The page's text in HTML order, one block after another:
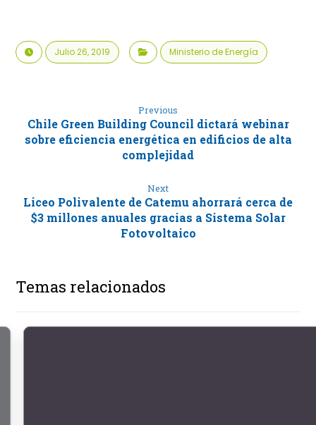
Julio 26, 2019 Ministerio de Energía
Previous
Chile Green Building Council dictará webinar
sobre eficiencia energética en edificios de alta
complejidad
Next
Liceo Polivalente de Catemu ahorrará cerca de
$3 millones anuales gracias a Sistema Solar
Fotovoltaico
Temas relacionados